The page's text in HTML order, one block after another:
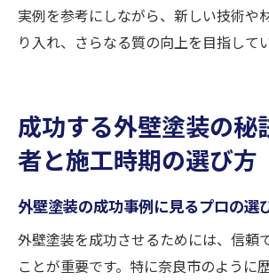
実例を参考にしながら、新しい技術や
り入れ、さらなる質の向上を目指して
成功する外壁塗装の秘
者と施工時期の選び方
外壁塗装の成功事例に見るプロの選
外壁塗装を成功させるためには、信頼
ことが重要です。特に奈良市のように